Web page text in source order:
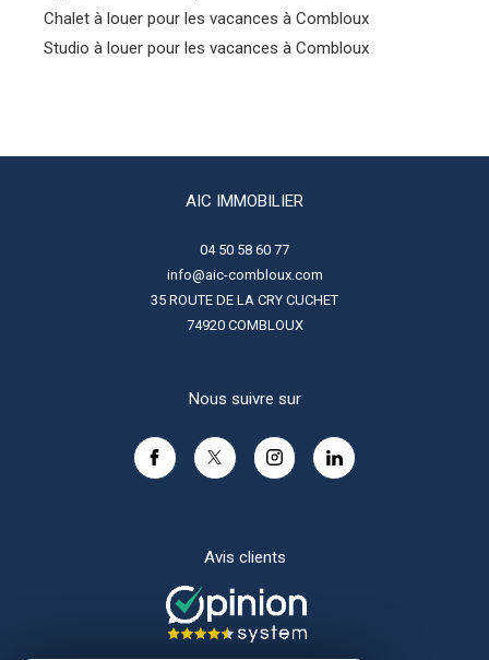
Chalet à louer pour les vacances à Combloux
Studio à louer pour les vacances à Combloux
AIC IMMOBILIER
04 50 58 60 77
info@aic-combloux.com
35 ROUTE DE LA CRY CUCHET
74920
COMBLOUX
Nous suivre sur
Avis clients